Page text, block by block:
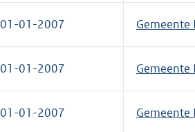
01-01-2007 Gemeente
01-01-2007 Gemeente
01-01-2007 Gemeente